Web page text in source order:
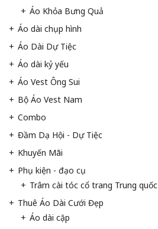
Áo Khỏa Bưng Quả
Áo dài chụp hình
Áo Dài Dự Tiệc
Áo dài kỷ yếu
Áo Vest Ông Sui
Bộ Áo Vest Nam
Combo
Đầm Dạ Hội - Dự Tiệc
Khuyến Mãi
Phụ kiện - đạo cụ
Trâm cài tóc cổ trang Trung quốc
Thuê Áo Dài Cưới Đẹp
Áo dài cặp